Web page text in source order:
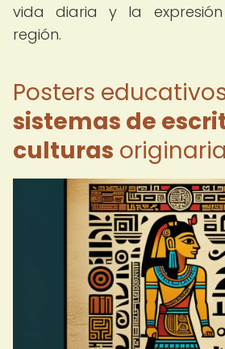
vida diaria y la
región.
Posters
sistemas de
culturas